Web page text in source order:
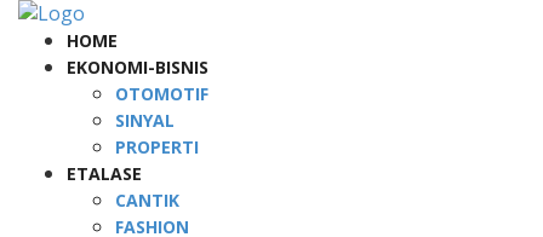
HOME
EKONOMI-BISNIS
OTOMOTIF
SINYAL
PROPERTI
ETALASE
CANTIK
FASHION